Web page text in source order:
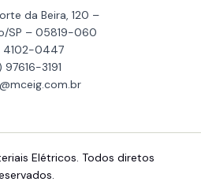
da Beira, 120 –
SP – 05819-060
4102-0447
97616-3191
Elétricos. Todos diretos